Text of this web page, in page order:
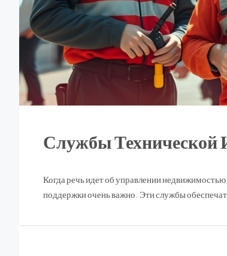
Службы Технической
Когда речь идет об управлении
поддержки очень важно. Эти службы